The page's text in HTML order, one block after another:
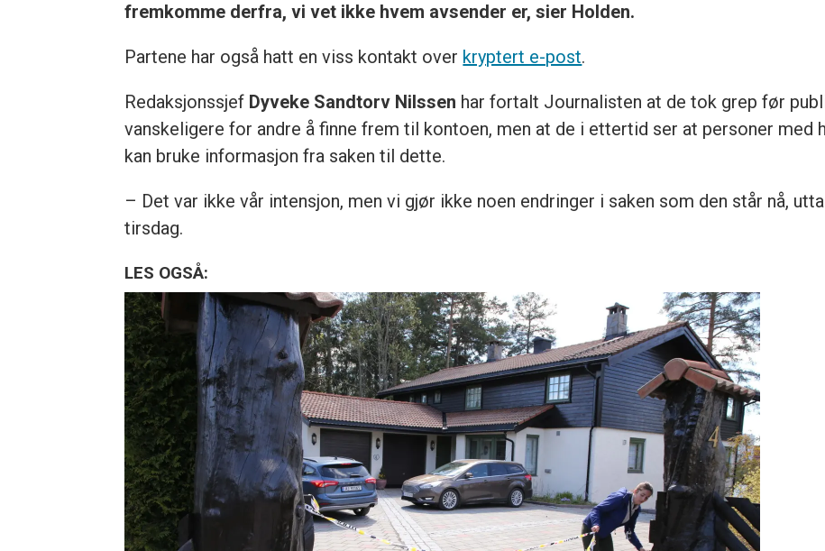
fremkomme derfra, vi vet ikke hvem avsender er, sier Holden.
Partene har også hatt en viss kontakt over kryptert e-post.
Redaksjonssjef Dyveke Sandtorv Nilssen har fortalt Journalisten at de tok grep før
vanskeligere for andre å finne frem til kontoen, men at de i ettertid ser at personer med
kan bruke informasjon fra saken til dette.
– Det var ikke vår intensjon, men vi gjør ikke noen endringer i saken som den står nå,
tirsdag.
LES OGSÅ: